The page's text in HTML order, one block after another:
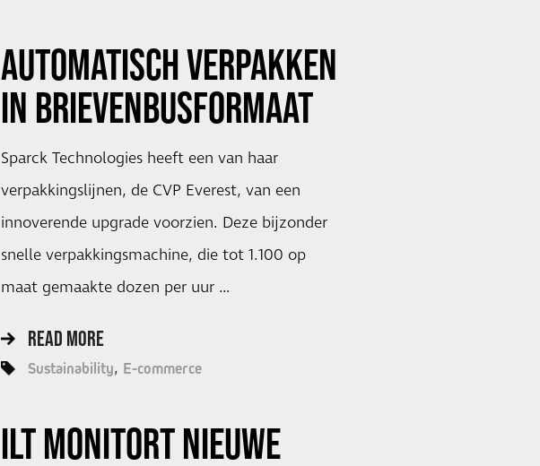
AUTOMATISCH VERPAKKEN
IN BRIEVENBUSFORMAAT
Sparck Technologies heeft een van haar
verpakkingslijnen, de CVP Everest, van een
innoverende upgrade voorzien. Deze bijzonder
snelle verpakkingsmachine, die tot 1.100 op
maat gemaakte dozen per uur …
READ MORE
Sustainability E-commerce
ILT MONITORT NIEUWE